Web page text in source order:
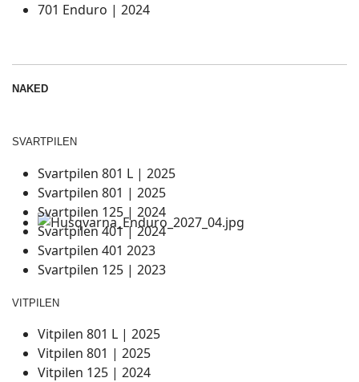
701 Enduro | 2024
NAKED
SVARTPILEN
Svartpilen 801 L | 2025
Svartpilen 801 | 2025
Svartpilen 125 | 2024
Svartpilen 401 | 2024
Svartpilen 401 2023
Svartpilen 125 | 2023
VITPILEN
Vitpilen 801 L | 2025
Vitpilen 801 | 2025
Vitpilen 125 | 2024